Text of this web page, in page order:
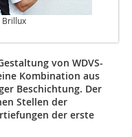
Brillux
von WDVS-
Kombination aus
Beschichtung. Der
Stellen der
der erste